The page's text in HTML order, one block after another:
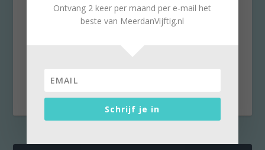
Tinnitus: Ruisch met oorsuizen
kan een...
Ontvang 2 keer per maand per e-mail het
beste van MeerdanVijftig.nl
Schrijf je in